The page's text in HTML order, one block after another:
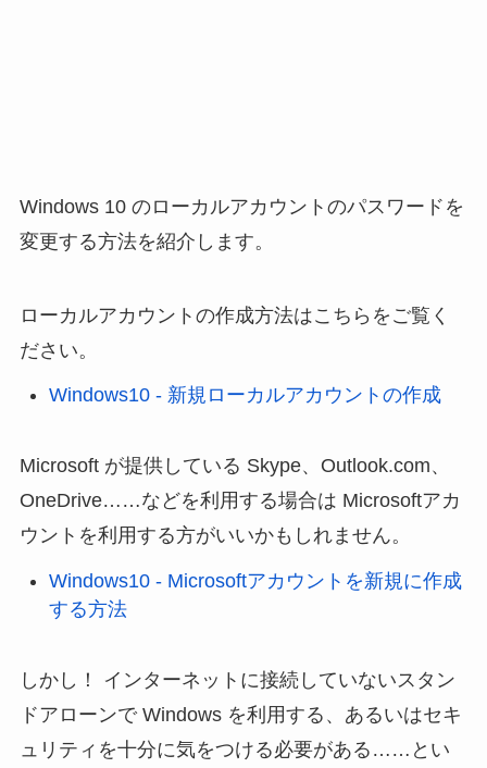
Windows 10 のローカルアカウントのパスワードを
変更する方法を紹介します。
ローカルアカウントの作成方法はこちらをご覧く
ださい。
Windows10 - 新規ローカルアカウントの作成
Microsoft が提供している Skype、Outlook.com、
OneDrive……などを利用する場合は Microsoftアカ
ウントを利用する方がいいかもしれません。
Windows10 - Microsoftアカウントを新規に作成
する方法
しかし！ インターネットに接続していないスタン
ドアローンで Windows を利用する、あるいはセキ
ュリティを十分に気をつける必要がある……とい